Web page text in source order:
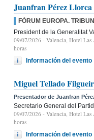
Juanfran Pérez Llorca
FÓRUM EUROPA.
President de la Generalitat
09/07/2026 - Valencia, Hotel Las
horas
Información del evento
Miguel Tellado
Presentador de Juanfran
Secretario General del
09/07/2026 - Valencia, Hotel Las
horas
Información del evento